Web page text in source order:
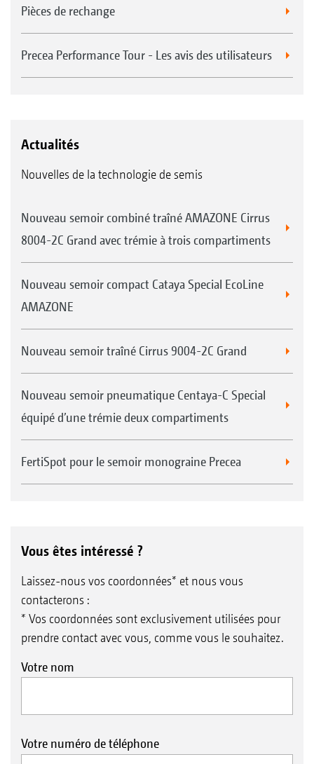
Pièces de rechange
Precea Performance Tour - Les avis des utilisateurs
Actualités
Nouvelles de la technologie de semis
Nouveau semoir combiné traîné AMAZONE Cirrus
8004-2C Grand avec trémie à trois compartiments
Nouveau semoir compact Cataya Special EcoLine
AMAZONE
Nouveau semoir traîné Cirrus 9004-2C Grand
Nouveau semoir pneumatique Centaya-C Special
équipé d’une trémie deux compartiments
FertiSpot pour le semoir monograine Precea
Vous êtes intéressé ?
Laissez-nous vos coordonnées* et nous vous
contacterons :
* Vos coordonnées sont exclusivement utilisées pour
prendre contact avec vous, comme vous le souhaitez.
Votre nom
Votre numéro de téléphone